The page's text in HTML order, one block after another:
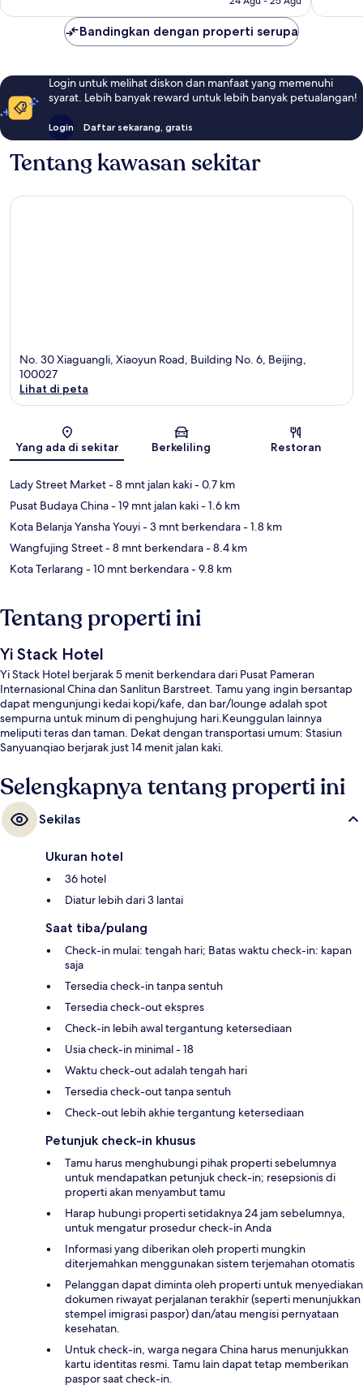
Bandingkan dengan properti serupa
Login untuk melihat diskon dan manfaat yang memenuhi
syarat. Lebih banyak reward untuk lebih banyak petualangan!
Login Daftar sekarang, gratis
Tentang kawasan sekitar
No. 30 Xiaguangli, Xiaoyun Road, Building No. 6, Beijing,
100027
Lihat di peta
Yang ada di sekitar Berkeliling Restoran
Lady Street Market- 8 mnt jalan kaki- 0.7 km
Pusat Budaya China- 19 mnt jalan kaki- 1.6 km
Kota Belanja Yansha Youyi- 3 mnt berkendara- 1.8 km
Wangfujing Street- 8 mnt berkendara- 8.4 km
Kota Terlarang - 10 mnt berkendara- 9.8 km
Tentang properti ini
Yi Stack Hotel
Yi Stack Hotel berjarak 5 menit berkendara dari Pusat Pameran
Internasional China dan Sanlitun Barstreet. Tamu yang ingin bersantap
dapat mengunjungi kedai kopi/kafe, dan bar/lounge adalah spot
sempurna untuk minum di penghujung hari.Keunggulan lainnya
meliputi teras dan taman. Dekat dengan transportasi umum: Stasiun
Sanyuanqiao berjarak just 14 menit jalan kaki.
Selengkapnya tentang properti ini
Sekilas
Ukuran hotel
36 hotel
Diatur lebih dari 3 lantai
Saat tiba/pulang
Check-in mulai: tengah hari; Batas waktu check-in: kapan
saja
Tersedia check-in tanpa sentuh
Tersedia check-out ekspres
Check-in lebih awal tergantung ketersediaan
Usia check-in minimal - 18
Waktu check-out adalah tengah hari
Tersedia check-out tanpa sentuh
Check-out lebih akhie tergantung ketersediaan
Petunjuk check-in khusus
Tamu harus menghubungi pihak properti sebelumnya
untuk mendapatkan petunjuk check-in; resepsionis di
properti akan menyambut tamu
Harap hubungi properti setidaknya 24 jam sebelumnya,
untuk mengatur prosedur check-in Anda
Informasi yang diberikan oleh properti mungkin
diterjemahkan menggunakan sistem terjemahan otomatis
Pelanggan dapat diminta oleh properti untuk menyediakan
dokumen riwayat perjalanan terakhir (seperti menunjukkan
stempel imigrasi paspor) dan/atau mengisi pernyataan
kesehatan.
Untuk check-in, warga negara China harus menunjukkan
kartu identitas resmi. Tamu lain dapat tetap memberikan
paspor saat check-in.